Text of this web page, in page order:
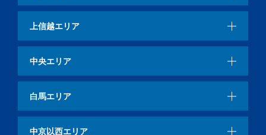
上信越エリア
中央エリア
白馬エリア
中京以西エリア